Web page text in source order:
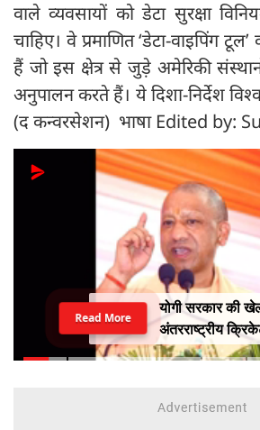
वाले व्यवसायों को डेटा सुरक्षा
चाहिए। वे प्रमाणित ‘डेटा-वाइपिंग
हैं जो इस क्षेत्र से जुड़े अमेरिकी
अनुपालन करते हैं। ये दिशा-निर्देश विश्व
(द कन्वरसेशन) भाषा Edited by:
योगी सरकार की
अंतरराष्ट्रीय
महीने में लगभग
Read More